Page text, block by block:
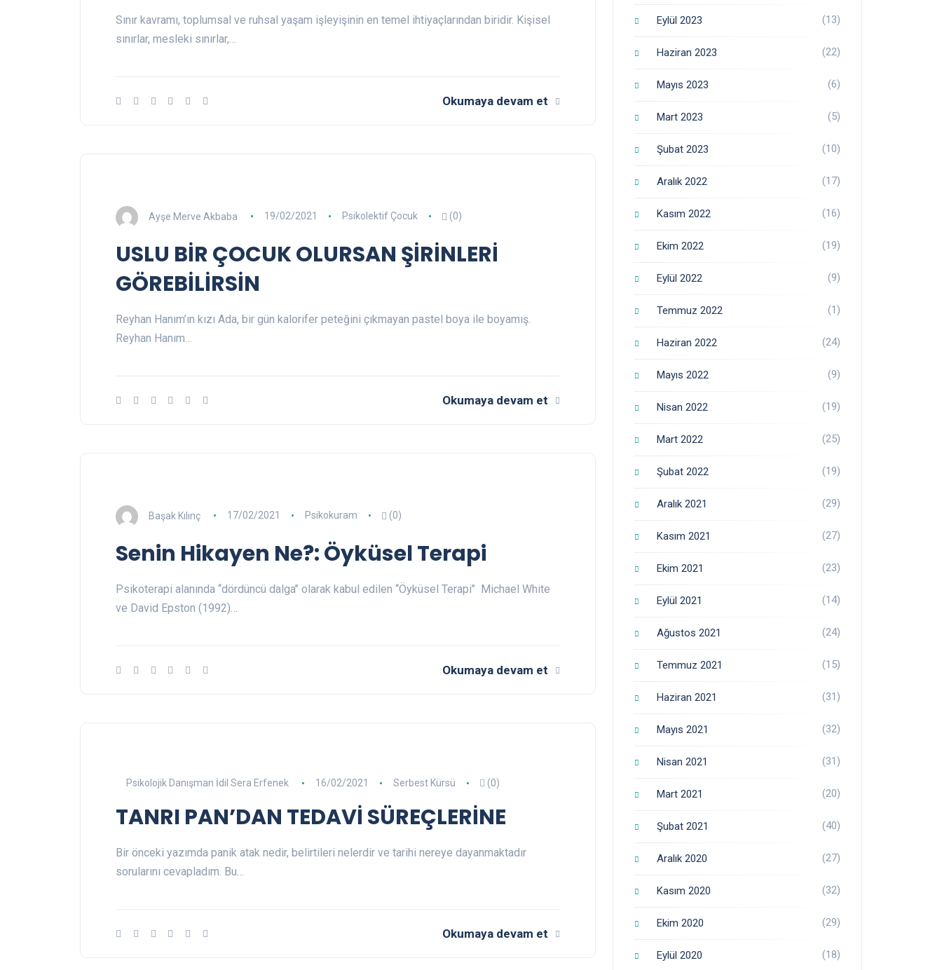
Sınır kavramı, toplumsal ve ruhsal yaşam işleyişinin en temel ihtiyaçlarından biridir. Kişisel
sınırlar, mesleki sınırlar,…
Okumaya devam et
Ayşe Merve Akbaba 19/02/2021 Psikolektif Çocuk (0)
USLU BİR ÇOCUK OLURSAN ŞİRİNLERİ
GÖREBİLİRSİN
Reyhan Hanım’ın kızı Ada, bir gün kalorifer peteğini çıkmayan pastel boya ile boyamış.
Reyhan Hanım…
Okumaya devam et
Başak Kılınç 17/02/2021 Psikokuram (0)
Senin Hikayen Ne?: Öyküsel Terapi
Psikoterapi alanında ‘‘dördüncü dalga’’ olarak kabul edilen ‘‘Öyküsel Terapi’’ Michael White
ve David Epston (1992)…
Okumaya devam et
Psikolojik Danışman İdil Sera Erfenek 16/02/2021 Serbest Kürsü (0)
TANRI PAN’DAN TEDAVİ SÜREÇLERİNE
Bir önceki yazımda panik atak nedir, belirtileri nelerdir ve tarihi nereye dayanmaktadır
sorularını cevapladım. Bu…
Okumaya devam et
Eylül 2023 (13)
Haziran 2023 (22)
Mayıs 2023 (6)
Mart 2023 (5)
Şubat 2023 (10)
Aralık 2022 (17)
Kasım 2022 (16)
Ekim 2022 (19)
Eylül 2022 (9)
Temmuz 2022 (1)
Haziran 2022 (24)
Mayıs 2022 (9)
Nisan 2022 (19)
Mart 2022 (25)
Şubat 2022 (19)
Aralık 2021 (29)
Kasım 2021 (27)
Ekim 2021 (23)
Eylül 2021 (14)
Ağustos 2021 (24)
Temmuz 2021 (15)
Haziran 2021 (31)
Mayıs 2021 (32)
Nisan 2021 (31)
Mart 2021 (20)
Şubat 2021 (40)
Aralık 2020 (27)
Kasım 2020 (32)
Ekim 2020 (29)
Eylül 2020 (18)